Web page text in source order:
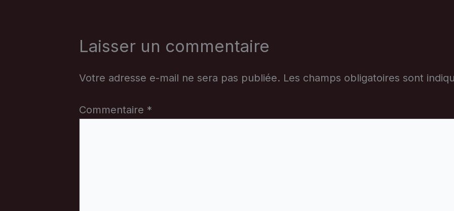
Laisser un commentaire
Votre adresse e-mail ne sera pas publiée. Les champs obligatoires sont
Commentaire *